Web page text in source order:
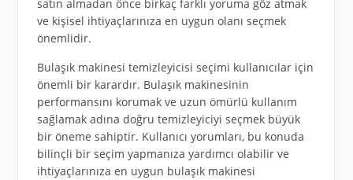
satın almadan önce birkaç farklı yoruma göz atmak
ve kişisel ihtiyaçlarınıza en uygun olanı seçmek
önemlidir.
Bulaşık makinesi temizleyicisi seçimi kullanıcılar için
önemli bir karardır. Bulaşık makinesinin
performansını korumak ve uzun ömürlü kullanım
sağlamak adına doğru temizleyiciyi seçmek büyük
bir öneme sahiptir. Kullanıcı yorumları, bu konuda
bilinçli bir seçim yapmanıza yardımcı olabilir ve
ihtiyaçlarınıza en uygun bulaşık makinesi